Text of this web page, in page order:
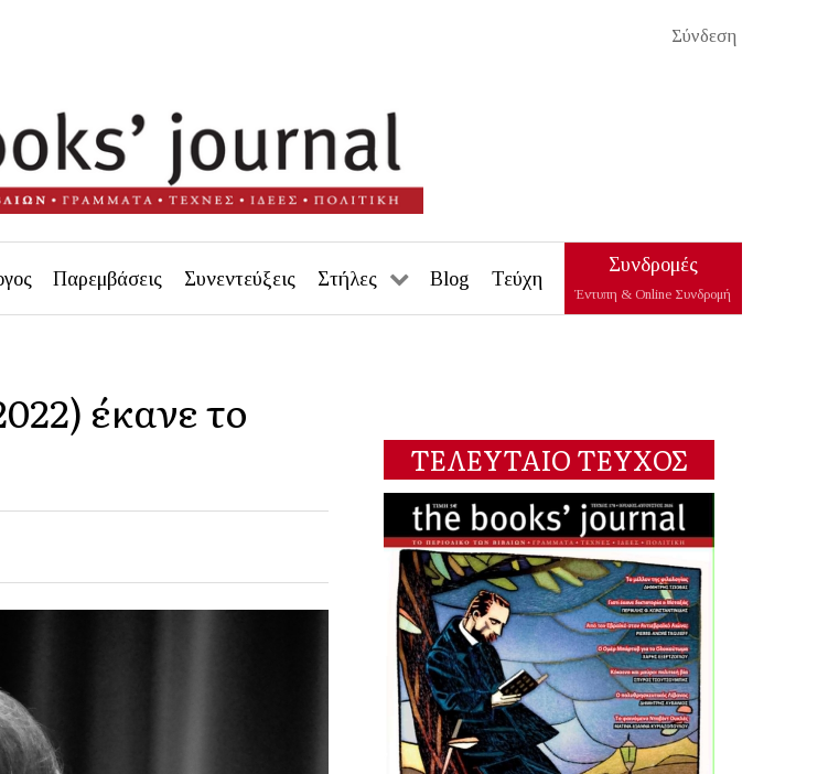
Σύνδεση
Παρεμβάσεις Συνεντεύξεις Στήλες Blog Τεύχη
Συνδρομές
Έντυπη & Online Συνδρομή
έκανε το
ΤΕΛΕΥΤΑΙΟ ΤΕΥΧΟΣ